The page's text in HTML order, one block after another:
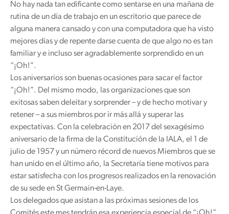
No hay nada tan edificante como sentarse en una mañana de
rutina de un día de trabajo en un escritorio que parece de
alguna manera cansado y con una computadora que ha visto
mejores días y de repente darse cuenta de que algo no es tan
familiar y e incluso ser agradablemente sorprendido en un
“¡Oh!”.
Los aniversarios son buenas ocasiones para sacar el factor
“¡Oh!”. Del mismo modo, las organizaciones que son
exitosas saben deleitar y sorprender – y de hecho motivar y
retener – a sus miembros por ir más allá y superar las
expectativas. Con la celebración en 2017 del sexagésimo
aniversario de la firma de la Constitución de la IALA, el 1 de
julio de 1957 y un número récord de nuevos Miembros que se
han unido en el último año, la Secretaría tiene motivos para
estar satisfecha con los progresos realizados en la renovación
de su sede en St Germain-en-Laye.
Los delegados que asistan a las próximas sesiones de los